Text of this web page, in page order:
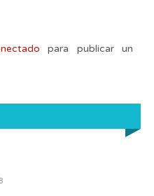
para publicar un